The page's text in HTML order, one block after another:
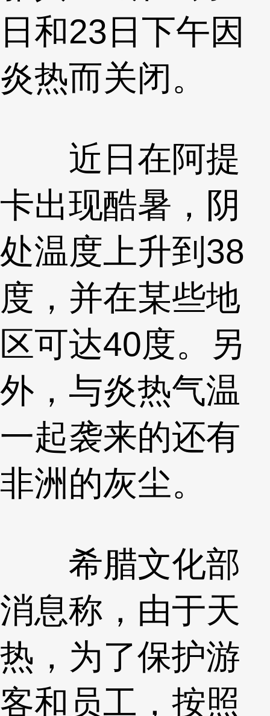
日和23日下午因
炎热而关闭。
近日在阿提
卡出现酷暑，阴
处温度上升到38
度，并在某些地
区可达40度。另
外，与炎热气温
一起袭来的还有
非洲的灰尘。
希腊文化部
消息称，由于天
热，为了保护游
客和员工，按照